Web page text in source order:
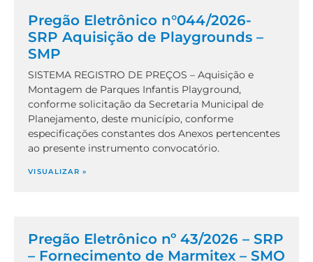
Pregão Eletrônico n°044/2026-
SRP Aquisição de Playgrounds –
SMP
SISTEMA REGISTRO DE PREÇOS – Aquisição e
Montagem de Parques Infantis Playground,
conforme solicitação da Secretaria Municipal de
Planejamento, deste município, conforme
especificações constantes dos Anexos pertencentes
ao presente instrumento convocatório.
VISUALIZAR »
Pregão Eletrônico nº 43/2026 – SRP
– Fornecimento de Marmitex – SMO